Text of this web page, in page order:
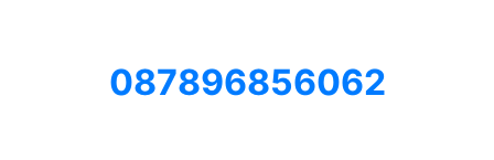
087896856062